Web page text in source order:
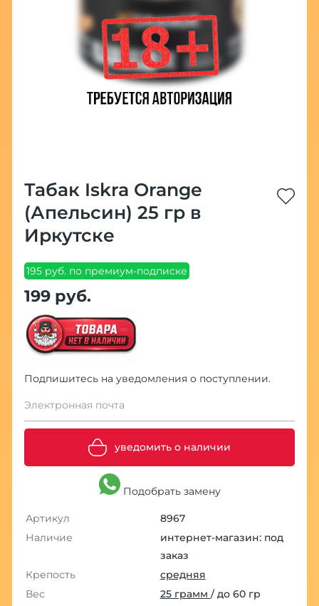
Табак Iskra Orange
(Апельсин) 25 гр в
Иркутске
195 руб. по премиум-подписке
199 руб.
Подпишитесь на уведомления о поступлении.
Электронная почта
уведомить о наличии
Подобрать замену
Артикул
8967
Наличие
интернет-магазин: под
заказ
Крепость
средняя
Вес
25 грамм / до 60 гр